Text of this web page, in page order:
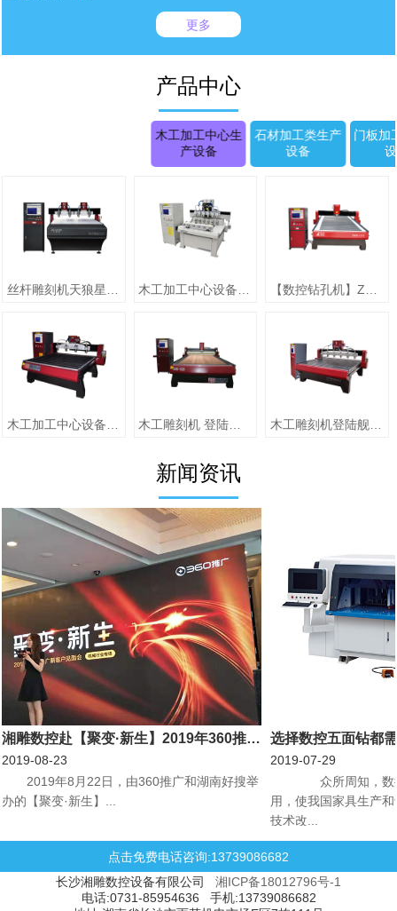
更多
产品中心
木工加工中心生
产设备
石材加工类生产
设备
门板加
木工雕刻机登陆舰系列 ZMD-1618A
新闻资讯
湘雕数控赴【聚变·新生】2019年360推广新客户见面会机械行业专场会议
2019-08-23
​2019年8月22日，由360推广和湖南好搜举
办的【聚变·新生】...
选择数控五面钻都
2019-07-29
众所周知，数
用，使我国家具生产
技术改...
点击免费电话咨询:13739086682
长沙湘雕数控设备有限公司 湘ICP备18012796号-1
电话:0731-85954636 手机:13739086682